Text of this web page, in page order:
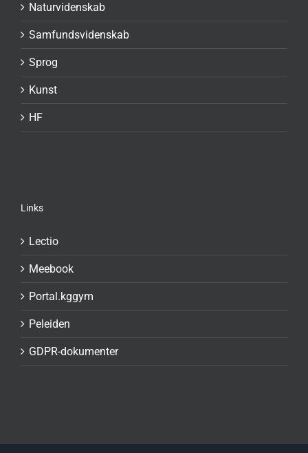
Naturvidenskab
Samfundsvidenskab
Sprog
Kunst
HF
Links
Lectio
Meebook
Portal.kggym
Peleiden
GDPR-dokumenter